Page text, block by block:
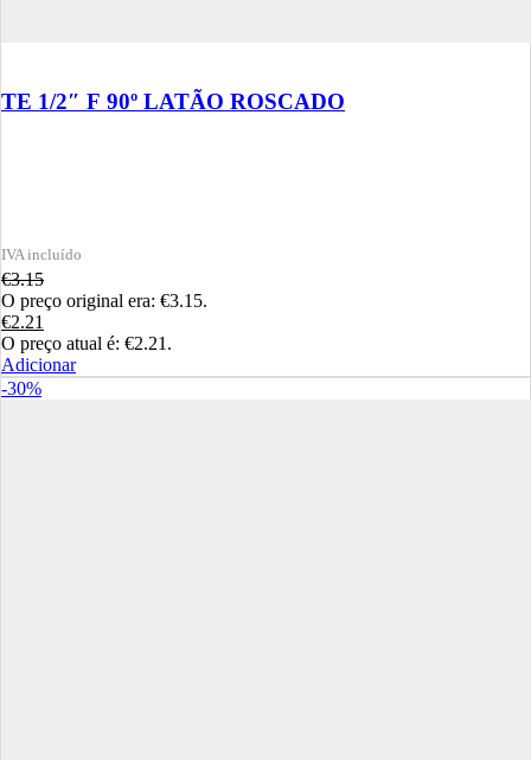
TE 1/2″ F 90º LATÃO ROSCADO
€3.15
O preço original era: €3.15.
€2.21
O preço atual é: €2.21.
Adicionar
-30%